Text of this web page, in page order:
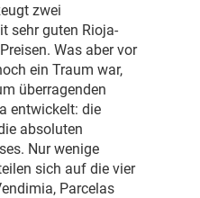
zwei
sehr guten Rioja-
Was aber vor
ein Traum war,
überragenden
entwickelt: die
absoluten
Nur wenige
sich auf die vier
Parcelas